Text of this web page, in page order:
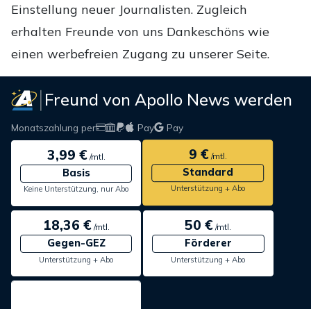
Einstellung neuer Journalisten. Zugleich
erhalten Freunde von uns Dankeschöns wie
einen werbefreien Zugang zu unserer Seite.
Freund von Apollo News werden
Monatszahlung per Pay Pay
3,99 €/mtl.
Basis
Keine Unterstützung, nur Abo
9 €/mtl.
Standard
Unterstützung + Abo
18,36 €/mtl.
Gegen-GEZ
Unterstützung + Abo
50 € /mtl.
Förderer
Unterstützung + Abo